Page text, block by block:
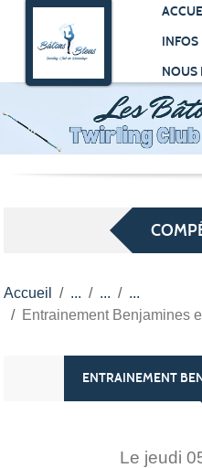
INFOS
NOUS
Accueil
Entrainement Benjamines
ENTRAINEMENT
Le jeudi
Panneau de gestion des